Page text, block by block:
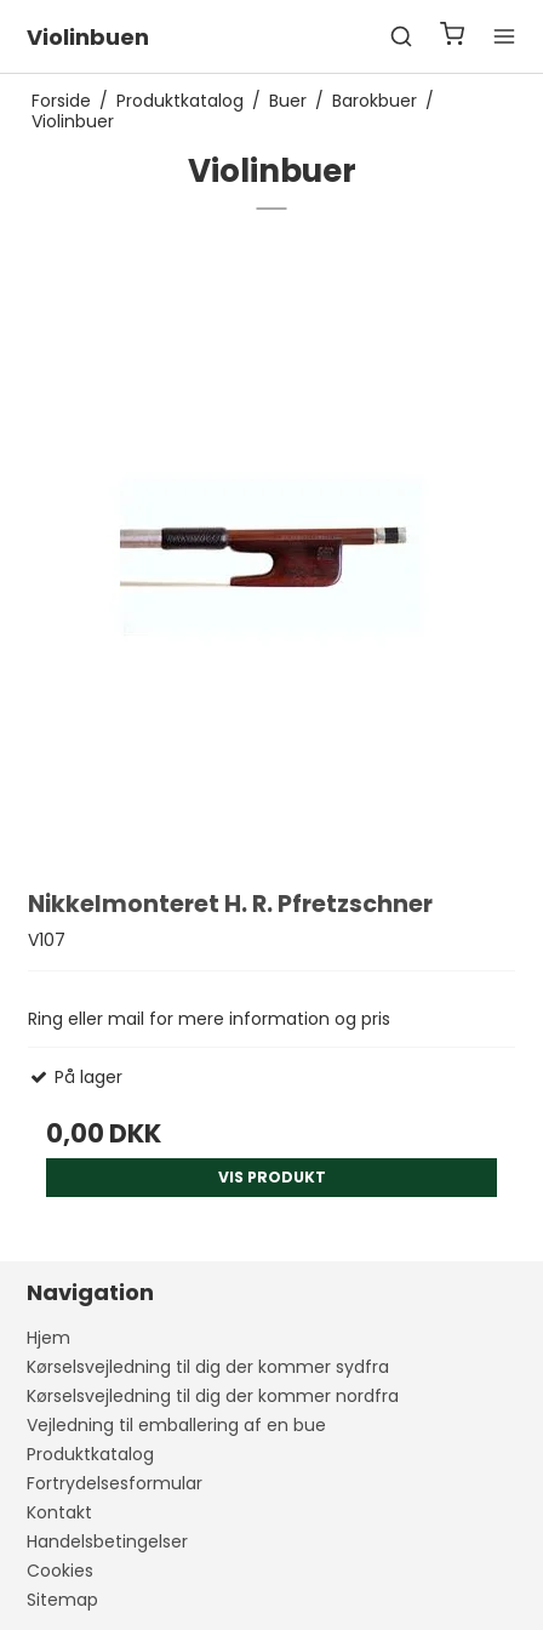
Violinbuen
Forside / Produktkatalog / Buer / Barokbuer /
Violinbuer
Violinbuer
Nikkelmonteret H. R. Pfretzschner
V107
Ring eller mail for mere information og pris
På lager
0,00 DKK
VIS PRODUKT
Navigation
Hjem
Kørselsvejledning til dig der kommer sydfra
Kørselsvejledning til dig der kommer nordfra
Vejledning til emballering af en bue
Produktkatalog
Fortrydelsesformular
Kontakt
Handelsbetingelser
Cookies
Sitemap